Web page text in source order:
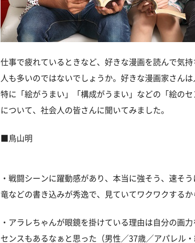
仕事で疲れているときなど、好きな漫画を読んで気
人も多いのではないでしょうか。好きな漫画家さん
特に「絵がうまい」「構成がうまい」などの「絵の
について、社会人の皆さんに聞いてみました。
■鳥山明
・戦闘シーンに躍動感があり、本当に強そう、速そ
竜などの書き込みが秀逸で、見ていてワクワクするか
・アラレちゃんが眼鏡を掛けている理由は自分の画
センスもあるなぁと思った（男性／37歳／アパレル・